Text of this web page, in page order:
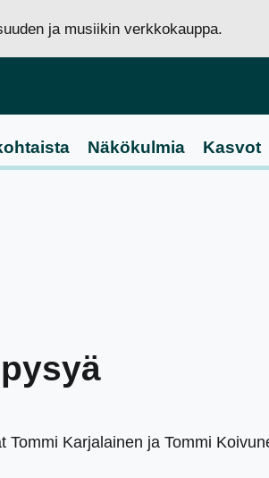
ja musiikin verkkokauppa.
Näkökulmia Kasvot
Karjalainen ja Tommi